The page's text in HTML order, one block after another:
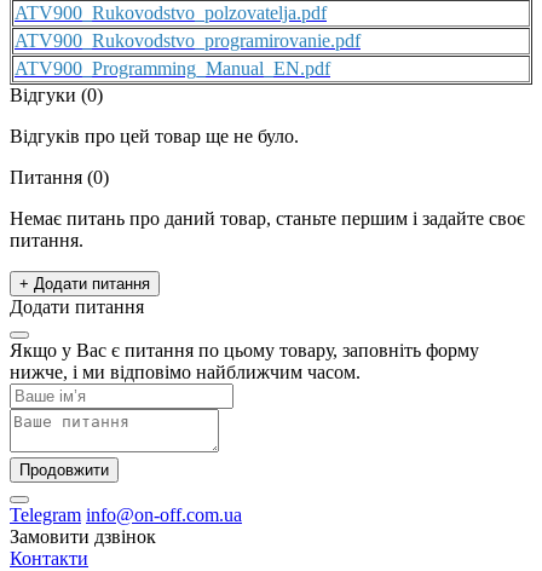
ATV900_Rukovodstvo_polzovatelja.pdf
ATV900_Rukovodstvo_programirovanie.pdf
ATV900_Programming_Manual_EN.pdf
Відгуки (0)
Відгуків про цей товар ще не було.
Питання (0)
Немає питань про даний товар, станьте першим і задайте своє
питання.
+ Додати питання
Додати питання
Якщо у Вас є питання по цьому товару, заповніть форму
нижче, і ми відповімо найближчим часом.
Продовжити
Telegram info@on-off.com.ua
Замовити дзвінок
Контакти